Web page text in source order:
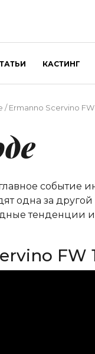
КАСТИНГ
/Ermanno Scervino
событие
одна за
тенденции и
FW